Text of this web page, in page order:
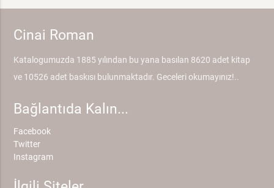
Cinai Roman
Katalogumuzda 1885 yılından bu yana basılan 8620 adet kitap
ve 10526 adet baskısı bulunmaktadır. Geceleri okumayınız!..
Bağlantıda Kalın...
Facebook
Twitter
Instagram